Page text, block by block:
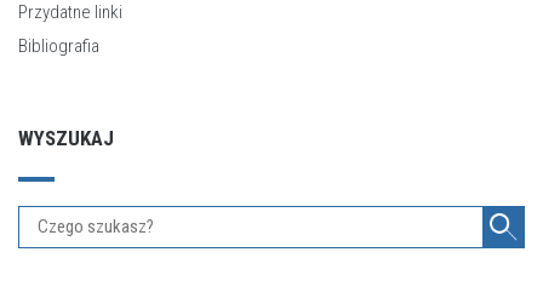
Przydatne linki
Bibliografia
WYSZUKAJ